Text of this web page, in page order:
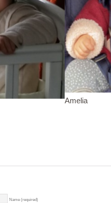
Amelia
Name (required)